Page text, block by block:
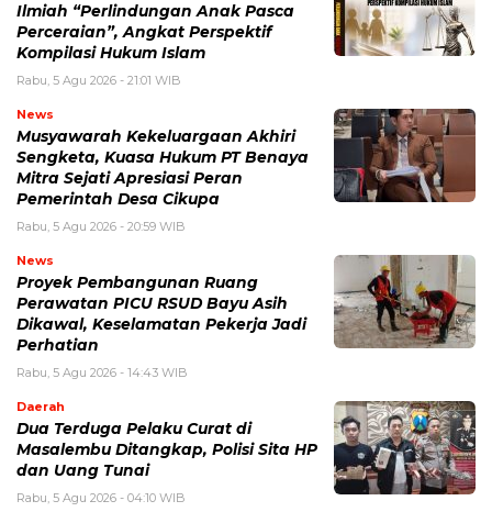
Ilmiah “Perlindungan Anak Pasca
Perceraian”, Angkat Perspektif
Kompilasi Hukum Islam
Rabu, 5 Agu 2026 - 21:01 WIB
News
Musyawarah Kekeluargaan Akhiri
Sengketa, Kuasa Hukum PT Benaya
Mitra Sejati Apresiasi Peran
Pemerintah Desa Cikupa
Rabu, 5 Agu 2026 - 20:59 WIB
News
Proyek Pembangunan Ruang
Perawatan PICU RSUD Bayu Asih
Dikawal, Keselamatan Pekerja Jadi
Perhatian
Rabu, 5 Agu 2026 - 14:43 WIB
Daerah
Dua Terduga Pelaku Curat di
Masalembu Ditangkap, Polisi Sita HP
dan Uang Tunai
Rabu, 5 Agu 2026 - 04:10 WIB